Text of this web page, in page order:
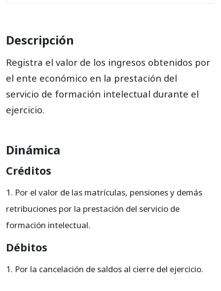
Descripción
Registra el valor de los ingresos obtenidos por
el ente económico en la prestación del
servicio de formación intelectual durante el
ejercicio.
Dinámica
Créditos
Por el valor de las matrículas, pensiones y demás
retribuciones por la prestación del servicio de
formación intelectual.
Débitos
Por la cancelación de saldos al cierre del ejercicio.